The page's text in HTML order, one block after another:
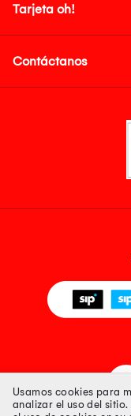
Tarjeta oh!
Contáctanos
Usamos cookies para
analizar el uso del sitio.